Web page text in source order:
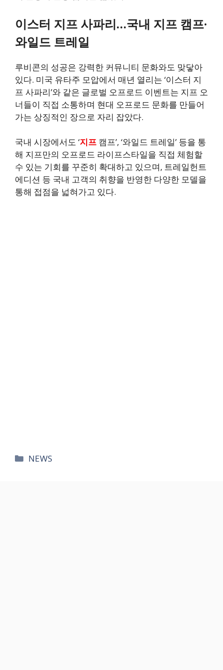
이스터 지프 사파리…국내 지프 캠프·
와일드 트레일
루비콘의 성공은 강력한 커뮤니티 문화와도 맞닿아
있다. 미국 유타주 모압에서 매년 열리는 ‘이스터 지
프 사파리’와 같은 글로벌 오프로드 이벤트는 지프 오
너들이 직접 소통하며 현대 오프로드 문화를 만들어
가는 상징적인 장으로 자리 잡았다.
국내 시장에서도 ‘지프 캠프’, ‘와일드 트레일’ 등을 통
해 지프만의 오프로드 라이프스타일을 직접 체험할
수 있는 기회를 꾸준히 확대하고 있으며, 트레일헌트
에디션 등 국내 고객의 취향을 반영한 다양한 모델을
통해 접점을 넓혀가고 있다.
카
NEWS